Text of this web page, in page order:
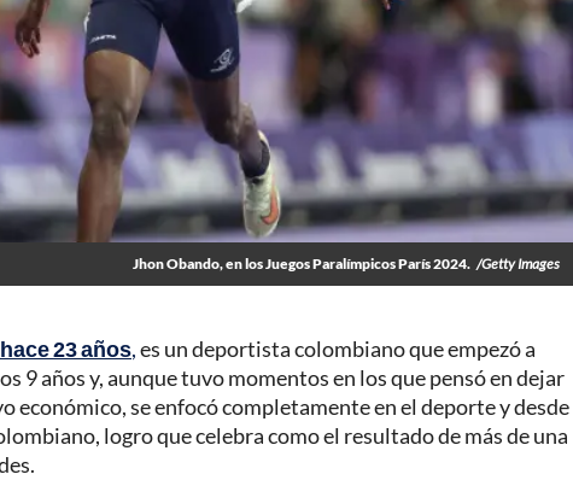
Jhon Obando, en los Juegos Paralímpicos París 2024. /Getty Images
23 años,es un deportista colombiano que empezó a
años y, aunque tuvo momentos en los que pensó en dejar
económico, se enfocó completamente en el deporte y desde
logro que celebra como el resultado de más de una